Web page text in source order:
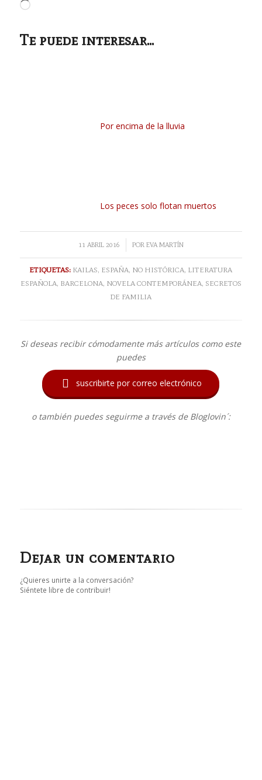
Cargando...
Te puede interesar...
Por encima de la lluvia
Los peces solo flotan muertos
11 ABRIL 2016
/ POR EVA MARTÍN
ETIQUETAS: KAILAS, ESPAÑA, NO HISTÓRICA, LITERATURA
ESPAÑOLA, BARCELONA, NOVELA CONTEMPORÁNEA, SECRETOS
DE FAMILIA
Si deseas recibir cómodamente más artículos como este
puedes
 suscribirte por correo electrónico
o también puedes seguirme a través de Bloglovin´:
Dejar un comentario
¿Quieres unirte a la conversación?
Siéntete libre de contribuir!